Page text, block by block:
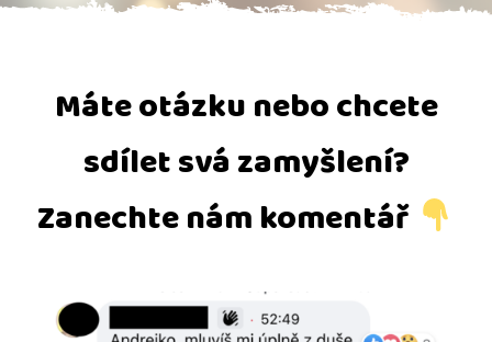
Máte otázku nebo chcete
sdílet svá zamyšlení?
Zanechte nám komentář